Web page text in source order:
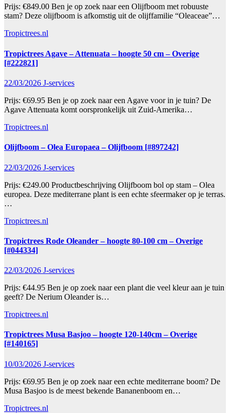
Prijs: €849.00 Ben je op zoek naar een Olijfboom met robuuste
stam? Deze olijfboom is afkomstig uit de olijffamilie “Oleaceae”…
Tropictrees.nl
Tropictrees Agave – Attenuata – hoogte 50 cm – Overige
[#222821]
22/03/2026 J-services
Prijs: €69.95 Ben je op zoek naar een Agave voor in je tuin? De
Agave Attenuata komt oorspronkelijk uit Zuid-Amerika…
Tropictrees.nl
Olijfboom – Olea Europaea – Olijfboom [#897242]
22/03/2026 J-services
Prijs: €249.00 Productbeschrijving Olijfboom bol op stam – Olea
europea. Deze mediterrane plant is een echte sfeermaker op je terras.
…
Tropictrees.nl
Tropictrees Rode Oleander – hoogte 80-100 cm – Overige
[#044334]
22/03/2026 J-services
Prijs: €44.95 Ben je op zoek naar een plant die veel kleur aan je tuin
geeft? De Nerium Oleander is…
Tropictrees.nl
Tropictrees Musa Basjoo – hoogte 120-140cm – Overige
[#140165]
10/03/2026 J-services
Prijs: €69.95 Ben je op zoek naar een echte mediterrane boom? De
Musa Basjoo is de meest bekende Bananenboom en…
Tropictrees.nl